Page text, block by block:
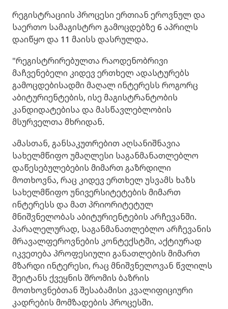
რეგისტრაციის პროცესი ერთიან ეროვნულ და
საერთო სამაგისტრო გამოცდებზე 6 აპრილს
დაიწყო და 11 მაისს დასრულდა.
"რეგისტრირებულთა რაოდენობრივი
მაჩვენებელი კიდევ ერთხელ ადასტურებს
გამოცდებისადმი მაღალ ინტერესს როგორც
აბიტურიენტების, ისე მაგისტრანტობის
კანდიდატებისა და მასწავლებლობის
მსურველთა მხრიდან.
ამასთან, განსაკუთრებით აღსანიშნავია
სახელმწიფო უმაღლესი საგანმანათლებლო
დაწესებულებების მიმართ გაზრდილი
მოთხოვნა, რაც კიდევ ერთხელ უსვამს ხაზს
სახელმწიფო უნივერსიტეტების მიმართ
ინტერესს და მათ პრიორიტეტულ
მნიშვნელობას აბიტურიენტების არჩევანში.
პარალელურად, საგანმანათლებლო არჩევანის
მრავალფეროვნების კონტექსტში, აქტიურად
იკვეთება პროფესიული განათლების მიმართ
მზარდი ინტერესი, რაც მნიშვნელოვან წვლილს
შეიტანს ქვეყნის შრომის ბაზრის
მოთხოვნებთან შესაბამისი კვალიფიციური
კადრების მომზადების პროცესში.